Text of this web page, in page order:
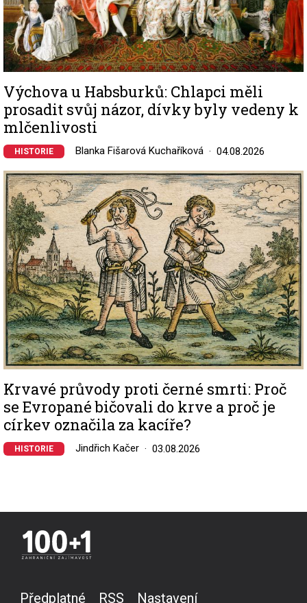
Výchova u Habsburků: Chlapci měli
prosadit svůj názor, dívky byly vedeny k
mlčenlivosti
HISTORIE Blanka Fišarová Kuchaříková 04.08.2026
Image
Krvavé průvody proti černé smrti: Proč
se Evropané bičovali do krve a proč je
církev označila za kacíře?
HISTORIE Jindřich Kačer 03.08.2026
Předplatné RSS Nastavení